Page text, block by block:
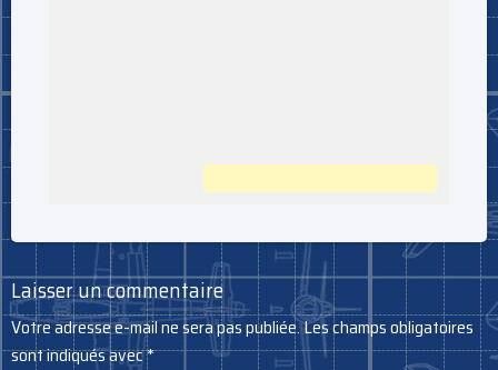
Laisser un commentaire
Votre adresse e-mail ne sera pas publiée.Les champs obligatoires
sont indiqués avec*